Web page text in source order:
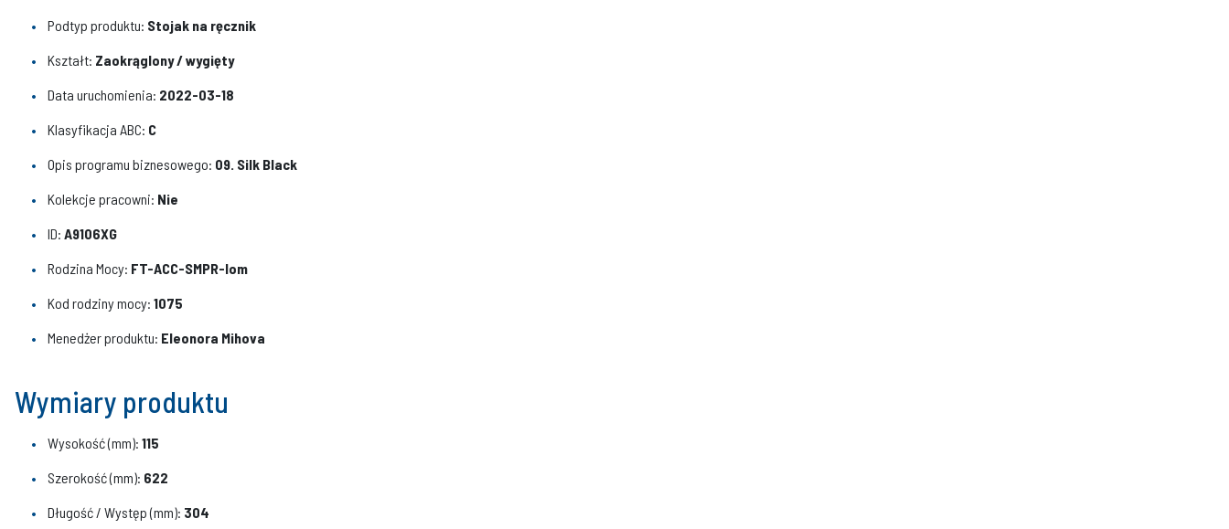
Podtyp produktu: Stojak na ręcznik
Kształt: Zaokrąglony / wygięty
Data uruchomienia: 2022-03-18
Klasyfikacja ABC: C
Opis programu biznesowego: 09. Silk Black
Kolekcje pracowni: Nie
ID: A9106XG
Rodzina Mocy: FT-ACC-SMPR-Iom
Kod rodziny mocy: 1075
Menedżer produktu: Eleonora Mihova
Wymiary produktu
Wysokość (mm): 115
Szerokość (mm): 622
Długość / Występ (mm): 304